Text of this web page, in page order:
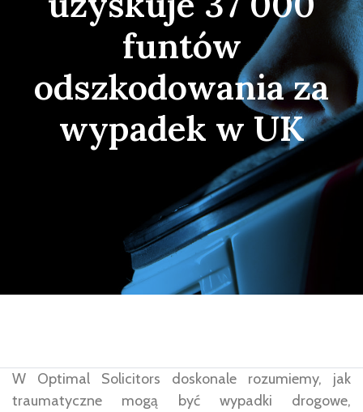
funtów
odszkodowania za
wypadek w UK
W Optimal Solicitors doskonale rozumiemy, jak
traumatyczne mogą być wypadki drogowe,